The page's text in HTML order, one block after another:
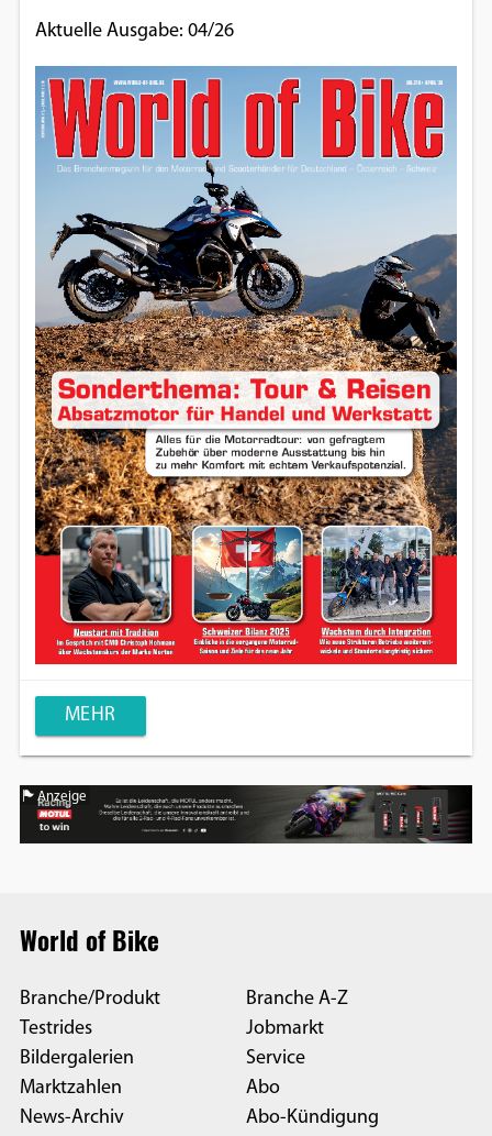
Aktuelle Ausgabe: 04/26
MEHR
Anzeige
World of Bike
Branche/Produkt
Testrides
Bildergalerien
Marktzahlen
News-Archiv
Branche A-Z
Jobmarkt
Service
Abo
Abo-Kündigung